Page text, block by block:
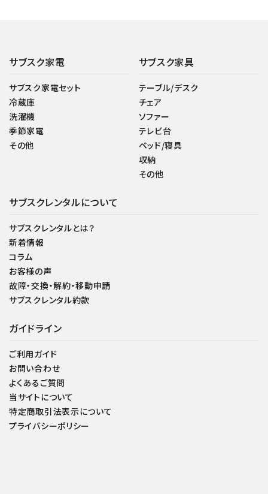
サブスク家電
サブスク家電セット
冷蔵庫
洗濯機
季節家電
その他
サブスク家具
テーブル/デスク
チェア
ソファー
テレビ台
ベッド/寝具
収納
その他
サブスクレンタルについて
サブスクレンタルとは？
新着情報
コラム
お客様の声
故障・交換・解約・移動申請
サブスクレンタル約款
ガイドライン
ご利用ガイド
お問い合わせ
よくあるご質問
当サイトについて
特定商取引法表示について
プライバシーポリシー